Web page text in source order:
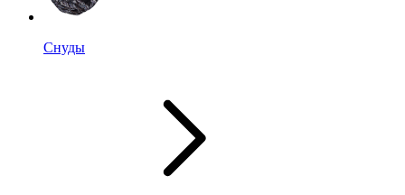
Снуды